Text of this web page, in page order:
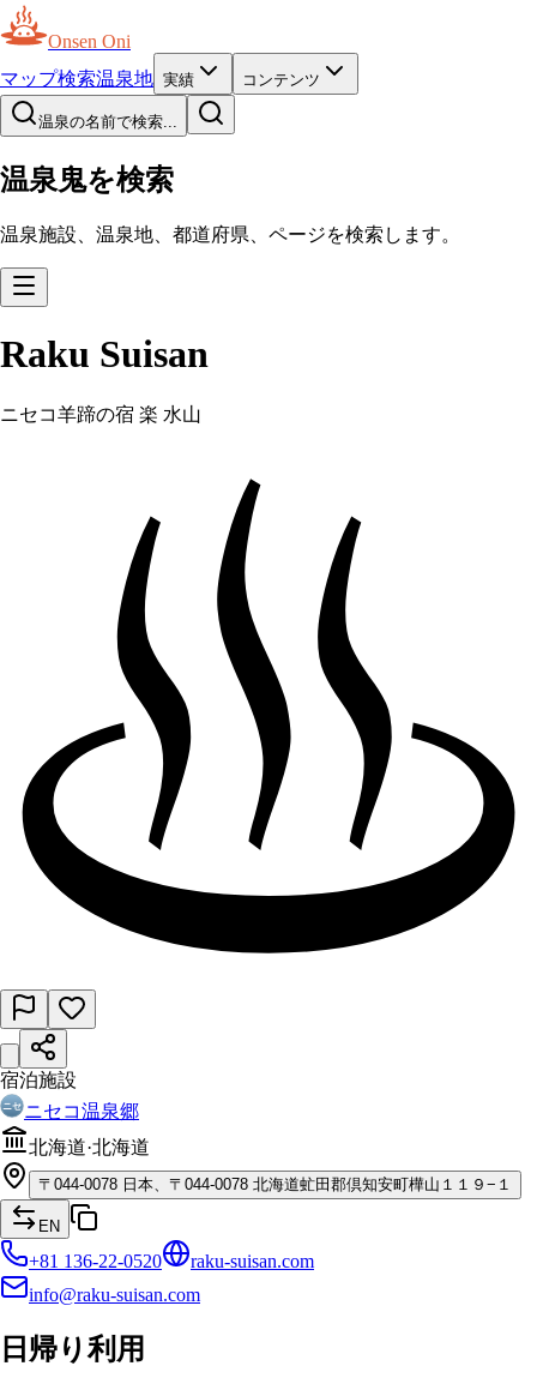
Onsen Oni
マップ検索温泉地 実績 コンテンツ
温泉の名前で検索...
温泉鬼を検索
温泉施設、温泉地、都道府県、ページを検索します。
Raku Suisan
ニセコ羊蹄の宿 楽 水山
宿泊施設
ニセコ温泉郷
北海道·北海道
〒 044-0078 日本、〒044-0078 北海道虻田郡倶知安町樺山１１９−１
EN
+81 136-22-0520
raku-suisan.com
info@raku-suisan.com
日帰り利用